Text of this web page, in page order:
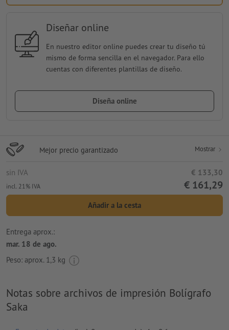
Diseñar online
En nuestro editor online puedes crear tu diseño tú
mismo de forma sencilla en el navegador. Para ello
cuentas con diferentes plantillas de diseño.
Diseña online
Mejor precio garantizado Mostrar
sin IVA € 133,30
incl. 21% IVA € 161,29
Añadir a la cesta
Entrega aprox.:
mar. 18 de ago.
Peso: aprox. 1,3 kg
Notas sobre archivos de impresión Bolígrafo
Saka